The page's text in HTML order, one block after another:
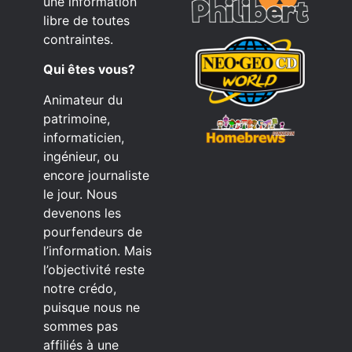
libre de toutes
contraintes.
Qui êtes vous?
Animateur du
patrimoine,
informaticien,
ingénieur, ou
encore journaliste
le jour. Nous
devenons les
pourfendeurs de
l’information. Mais
l’objectivité reste
notre crédo,
puisque nous ne
sommes pas
affiliés à une